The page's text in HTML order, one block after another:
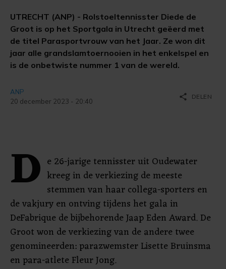
UTRECHT (ANP) - Rolstoeltennisster Diede de
Groot is op het Sportgala in Utrecht geëerd met
de titel Parasportvrouw van het Jaar. Ze won dit
jaar alle grandslamtoernooien in het enkelspel en
is de onbetwiste nummer 1 van de wereld.
ANP
20 december 2023 - 20:40
share DELEN
D e 26-jarige tennisster uit Oudewater
kreeg in de verkiezing de meeste
stemmen van haar collega-sporters en
de vakjury en ontving tijdens het gala in
DeFabrique de bijbehorende Jaap Eden Award. De
Groot won de verkiezing van de andere twee
genomineerden: parazwemster Lisette Bruinsma
en para-atlete Fleur Jong.